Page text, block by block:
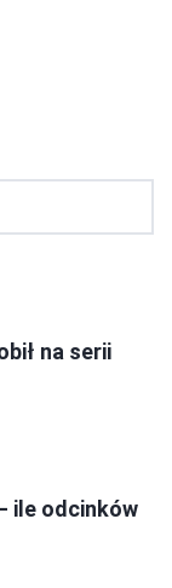
na serii
ile odcinków